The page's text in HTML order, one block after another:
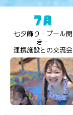
七夕飾り・プール開
き・
連携施設との交流会